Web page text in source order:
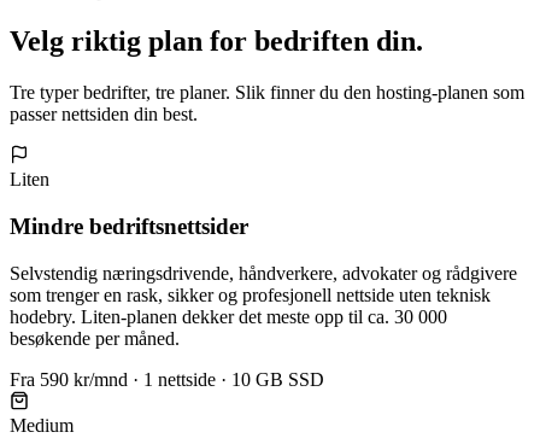
Velg riktig plan for bedriften din.
Tre typer bedrifter, tre planer. Slik finner du den hosting-planen som
passer nettsiden din best.
Liten
Mindre bedriftsnettsider
Selvstendig næringsdrivende, håndverkere, advokater og rådgivere
som trenger en rask, sikker og profesjonell nettside uten teknisk
hodebry. Liten-planen dekker det meste opp til ca. 30 000
besøkende per måned.
Fra 590 kr/mnd · 1 nettside · 10 GB SSD
Medium